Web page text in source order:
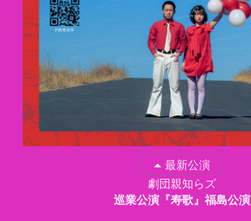
最新公演
劇団親知らズ
巡業公演『寿歌』福島公演